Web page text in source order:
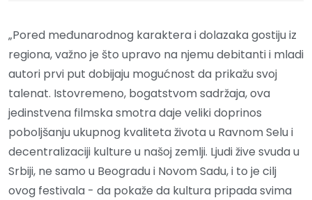
„Pored međunarodnog karaktera i dolazaka gostiju iz
regiona, važno je što upravo na njemu debitanti i mladi
autori prvi put dobijaju mogućnost da prikažu svoj
talenat. Istovremeno, bogatstvom sadržaja, ova
jedinstvena filmska smotra daje veliki doprinos
poboljšanju ukupnog kvaliteta života u Ravnom Selu i
decentralizaciji kulture u našoj zemlji. Ljudi žive svuda u
Srbiji, ne samo u Beogradu i Novom Sadu, i to je cilj
ovog festivala - da pokaže da kultura pripada svima